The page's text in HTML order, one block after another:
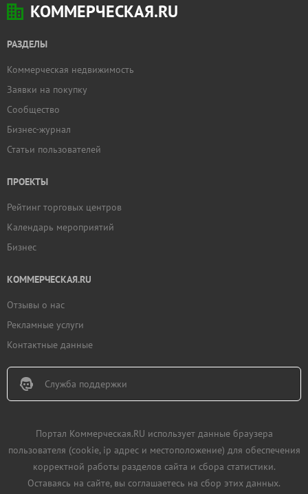
КОММЕРЧЕСКАЯ.RU
РАЗДЕЛЫ
Коммерческая недвижимость
Заявки на покупку
Сообщество
Бизнес-журнал
Статьи пользователей
ПРОЕКТЫ
Рейтинг торговых центров
Календарь мероприятий
Бизнес
КОММЕРЧЕСКАЯ.RU
Отзывы о нас
Рекламные услуги
Контактные данные
Служба поддержки
Портал Коммерческая.RU использует данные браузера
пользователя (cookie, ip адрес и местоположение) для обеспечения
корректной работы разделов сайта и сбора статистики.
Оставаясь на сайте, вы соглашаетесь на сбор этих данных.